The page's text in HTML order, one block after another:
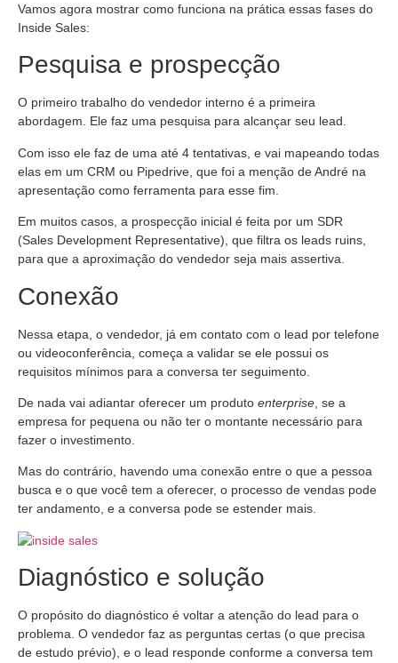
Vamos agora mostrar como funciona na prática essas fases do
Inside Sales:
Pesquisa e prospecção
O primeiro trabalho do vendedor interno é a primeira
abordagem. Ele faz uma pesquisa para alcançar seu lead.
Com isso ele faz de uma até 4 tentativas, e vai mapeando todas
elas em um CRM ou Pipedrive, que foi a menção de André na
apresentação como ferramenta para esse fim.
Em muitos casos, a prospecção inicial é feita por um SDR
(Sales Development Representative), que filtra os leads ruins,
para que a aproximação do vendedor seja mais assertiva.
Conexão
Nessa etapa, o vendedor, já em contato com o lead por telefone
ou videoconferência, começa a validar se ele possui os
requisitos mínimos para a conversa ter seguimento.
De nada vai adiantar oferecer um produto enterprise , se a
empresa for pequena ou não ter o montante necessário para
fazer o investimento.
Mas do contrário, havendo uma conexão entre o que a pessoa
busca e o que você tem a oferecer, o processo de vendas pode
ter andamento, e a conversa pode se estender mais.
Diagnóstico e solução
O propósito do diagnóstico é voltar a atenção do lead para o
problema. O vendedor faz as perguntas certas (o que precisa
de estudo prévio), e o lead responde conforme a conversa tem